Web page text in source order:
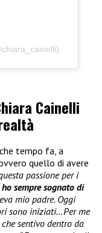
Cainelli
tempo fa, a
quello di avere
passione per i
ho sempre sognato di
mio padre. Oggi
sono iniziati…Per me
sentivo dentro da